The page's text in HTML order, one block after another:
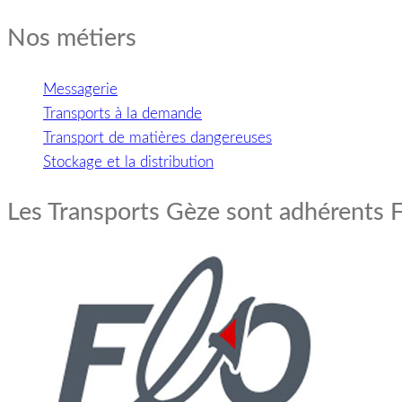
Nos métiers
Messagerie
Transports à la demande
Transport de matières dangereuses
Stockage et la distribution
Les Transports Gèze sont adhérents